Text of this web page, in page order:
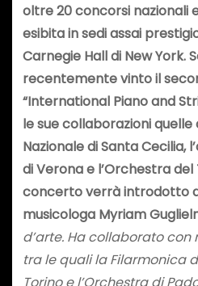
oltre 20 concorsi nazionali
esibita in sedi assai
Carnegie Hall di New York.
recentemente vinto il
“International Piano and
le sue collaborazioni quelle
Nazionale di Santa Cecilia,
di Verona e l’Orchestra
concerto verrà introdotto
musicologa Myriam
d’arte. Ha collaborato con
tra le quali la Filarmonica
Torino e l’Orchestra di